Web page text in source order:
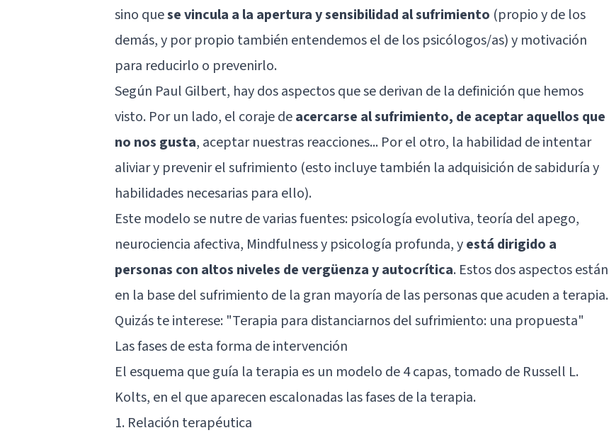
sino quese vincula a la apertura y sensibilidad al sufrimiento (propio y de los
demás, y por propio también entendemos el de los psicólogos/as) y motivación
para reducirlo o prevenirlo.
Según Paul Gilbert, hay dos aspectos que se derivan de la definición que hemos
visto. Por un lado, el coraje deacercarse al sufrimiento, de aceptar aquellos que
no nos gusta, aceptar nuestras reacciones... Por el otro, la habilidad de intentar
aliviar y prevenir el sufrimiento (esto incluye también la adquisición de sabiduría y
habilidades necesarias para ello).
Este modelo se nutre de varias fuentes: psicología evolutiva, teoría del apego,
neurociencia afectiva, Mindfulness y psicología profunda, yestá dirigido a
personas con altos niveles de vergüenza y autocrítica. Estos dos aspectos están
en la base del sufrimiento de la gran mayoría de las personas que acuden a terapia.
Quizás te interese: "Terapia para distanciarnos del sufrimiento: una propuesta"
Las fases de esta forma de intervención
El esquema que guía la terapia es un modelo de 4 capas, tomado de Russell L.
Kolts, en el que aparecen escalonadas las fases de la terapia.
1. Relación terapéutica